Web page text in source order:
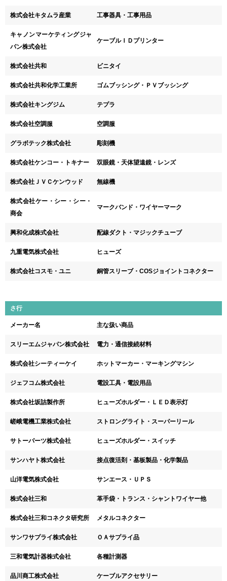
株式会社キタムラ産業 工事器具・工事用品
キャノンマーケティングジャ
パン株式会社
ケーブルＩＤプリンター
株式会社共和 ビニタイ
株式会社共和化学工業所 ゴムブッシング・ＰＶブッシング
株式会社キングジム テプラ
株式会社空調服 空調服
グラボテック株式会社 彫刻機
株式会社ケンコー・トキナー 双眼鏡・天体望遠鏡・レンズ
株式会社ＪＶＣケンウッド 無線機
株式会社ケー・シー・シー・
商会
マークバンド・ワイヤーマーク
興和化成株式会社 配線ダクト・マジックチューブ
九重電気株式会社 ヒューズ
株式会社コスモ・ユニ 銅管スリーブ・COSジョイントコネクター
さ行
メーカー名 主な扱い商品
スリーエムジャパン株式会社 電力・通信接続材料
株式会社シーティーケイ ホットマーカー・マーキングマシン
ジェフコム株式会社 電設工具・電設用品
株式会社坂詰製作所 ヒューズホルダー・ＬＥＤ表示灯
嵯峨電機工業株式会社 ストロングライト・スーパーリール
サトーパーツ株式会社 ヒューズホルダー・スイッチ
サンハヤト株式会社 接点復活剤・基板製品・化学製品
山洋電気株式会社 サンエース・ＵＰＳ
株式会社三和 革手袋・トランス・シャントワイヤー他
株式会社三和コネクタ研究所 メタルコネクター
サンワサプライ株式会社 ＯＡサプライ品
三和電気計器株式会社 各種計測器
品川商工株式会社 ケーブルアクセサリー